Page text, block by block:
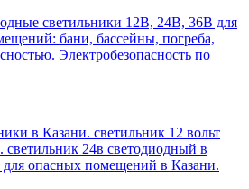
светильники 12В, 24В, 36В для
бани, бассейны, погреба,
Электробезопасность по
в Казани. светильник 12 вольт
24в светодиодный в
для опасных помещений в Казани.